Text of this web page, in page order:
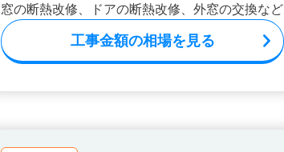
窓の断熱改修、ドアの断熱改修、外窓の交換など
工事金額の相場を見る